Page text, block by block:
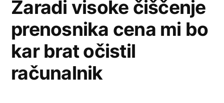
Zaradi visoke čiščenje
prenosnika cena mi bo
kar brat očistil
računalnik